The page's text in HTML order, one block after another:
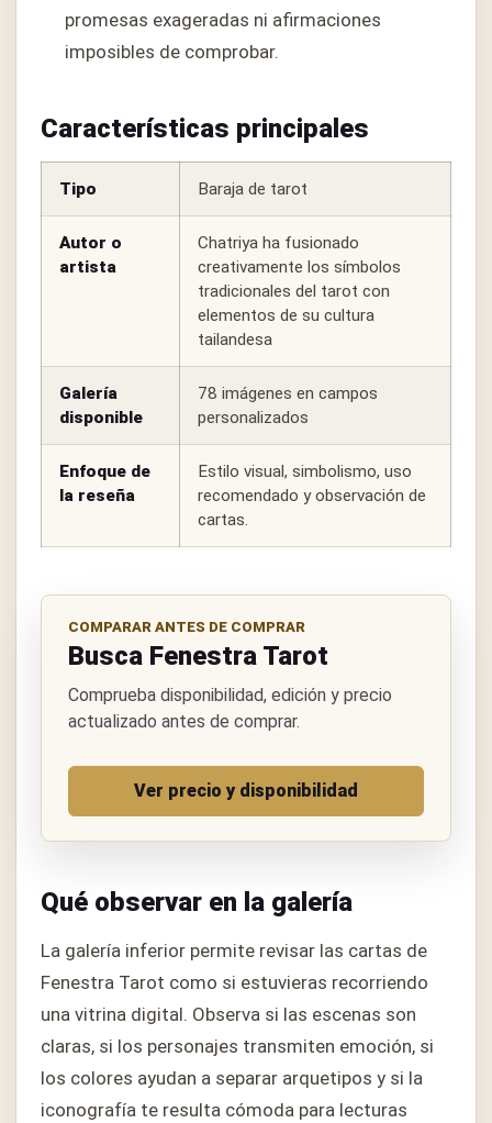
promesas exageradas ni afirmaciones
imposibles de comprobar.
Características principales
Tipo Baraja de tarot
Autor o
artista
Chatriya ha fusionado
creativamente los símbolos
tradicionales del tarot con
elementos de su cultura
tailandesa
Galería
disponible
78 imágenes en campos
personalizados
Enfoque de
la reseña
Estilo visual, simbolismo, uso
recomendado y observación de
cartas.
COMPARAR ANTES DE COMPRAR
Busca Fenestra Tarot
Comprueba disponibilidad, edición y precio
actualizado antes de comprar.
Ver precio y disponibilidad
Qué observar en la galería
La galería inferior permite revisar las cartas de
Fenestra Tarot como si estuvieras recorriendo
una vitrina digital. Observa si las escenas son
claras, si los personajes transmiten emoción, si
los colores ayudan a separar arquetipos y si la
iconografía te resulta cómoda para lecturas